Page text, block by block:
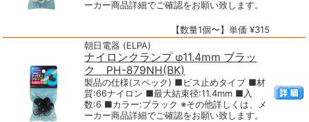
ーカー商品詳細でご確認をお願い致します。
【数量1個〜】単価 ¥315
朝日電器 (ELPA)
ナイロンクランプ φ11.4mm ブラッ
ク PH-879NH(BK)
製品の仕様(スペック) ■ビス止めタイプ ■材
質:66ナイロン ■最大結束径:11.4mm ■入
数:6 ■カラー:ブラック ※その他詳しくは、メ
ーカー商品詳細でご確認をお願い致します。